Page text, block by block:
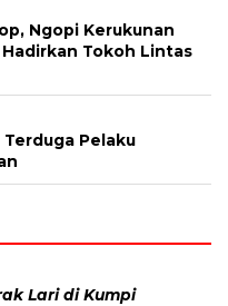
Ngopi Kerukunan
Hadirkan Tokoh Lintas
Pelaku
Lari di Kumpi